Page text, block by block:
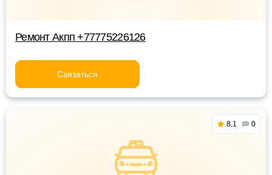
Ремонт Акпп +77775226126
Связаться
8.1 0